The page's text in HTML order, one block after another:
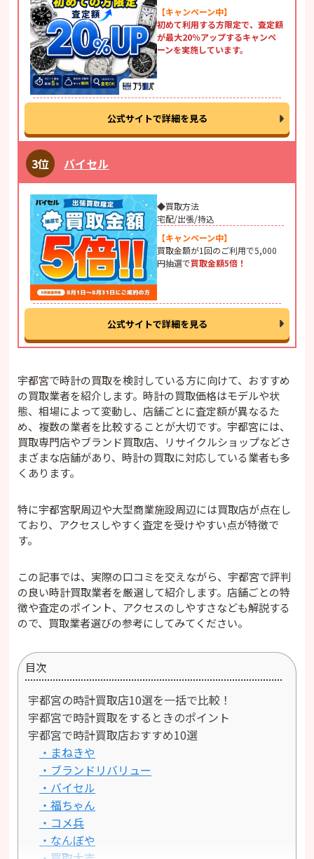
【キャンペーン中】
初めて利用する方限定で、査定額
が最大20％アップするキャンペ
ーンを実施しています。
公式サイトで詳細を見る
バイセル
◆買取方法
宅配/出張/持込
【キャンペーン中】
買取金額が1回のご利用で5,000
円抽選で買取金額5倍！
公式サイトで詳細を見る
宇都宮で時計の買取を検討している方に向けて、おすすめ
の買取業者を紹介します。時計の買取価格はモデルや状
態、相場によって変動し、店舗ごとに査定額が異なるた
め、複数の業者を比較することが大切です。宇都宮には、
買取専門店やブランド買取店、リサイクルショップなどさ
まざまな店舗があり、時計の買取に対応している業者も多
くあります。
特に宇都宮駅周辺や大型商業施設周辺には買取店が点在し
ており、アクセスしやすく査定を受けやすい点が特徴で
す。
この記事では、実際の口コミを交えながら、宇都宮で評判
の良い時計買取業者を厳選して紹介します。店舗ごとの特
徴や査定のポイント、アクセスのしやすさなども解説する
ので、買取業者選びの参考にしてみてください。
目次
宇都宮の時計買取店10選を一括で比較！
宇都宮で時計買取をするときのポイント
宇都宮で時計買取店おすすめ10選
・まねきや
・ブランドリバリュー
・バイセル
・福ちゃん
・コメ兵
・なんぼや